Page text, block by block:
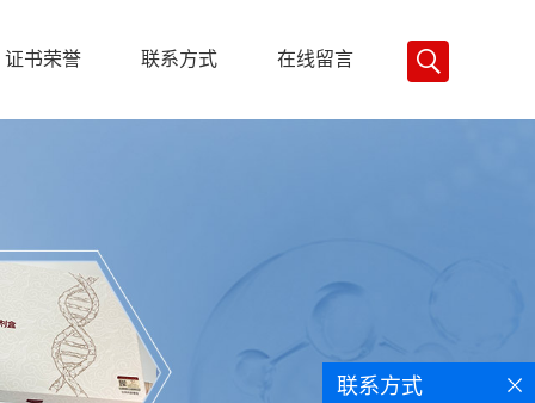
证书荣誉 联系方式 在线留言
联系方式